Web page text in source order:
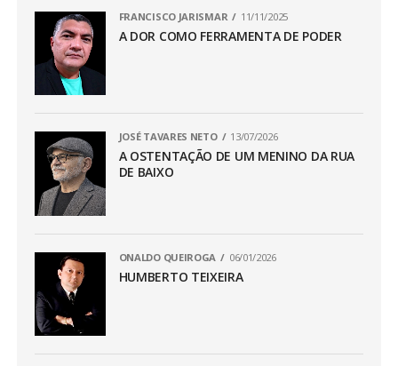
FRANCISCO JARISMAR 11/11/2025
A DOR COMO FERRAMENTA DE PODER
JOSÉ TAVARES NETO 13/07/2026
A OSTENTAÇÃO DE UM MENINO DA RUA
DE BAIXO
ONALDO QUEIROGA 06/01/2026
HUMBERTO TEIXEIRA